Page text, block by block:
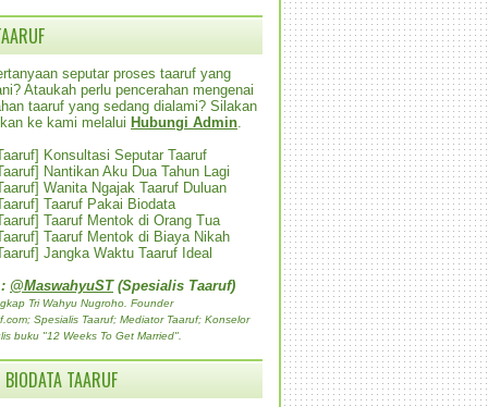
seputar proses taaruf yang
Ataukah perlu pencerahan mengenai
taaruf yang sedang dialami? Silakan
ke kami melalui Hubungi Admin
Konsultasi Seputar Taaruf
Nantikan Aku Dua Tahun Lagi
Wanita Ngajak Taaruf Duluan
Taaruf Pakai Biodata
Taaruf Mentok di Orang Tua
Taaruf Mentok di Biaya Nikah
Jangka Waktu Taaruf Ideal
@MaswahyuST(Spesialis Taaruf)
Tri Wahyu Nugroho. Founder
Spesialis Taaruf; Mediator Taaruf; Konselor
buku "12 Weeks To Get Married".
TAARUF